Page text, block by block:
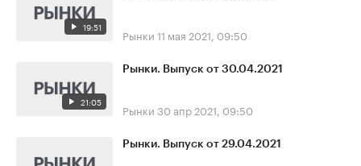
19:51 Рынки 11 мая 2021, 09:50
21:05
Рынки. Выпуск от 30.04.2021
Рынки 30 апр 2021, 09:50
Рынки. Выпуск от 29.04.2021